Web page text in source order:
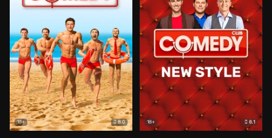
18+ 8.0 18+ 8.1